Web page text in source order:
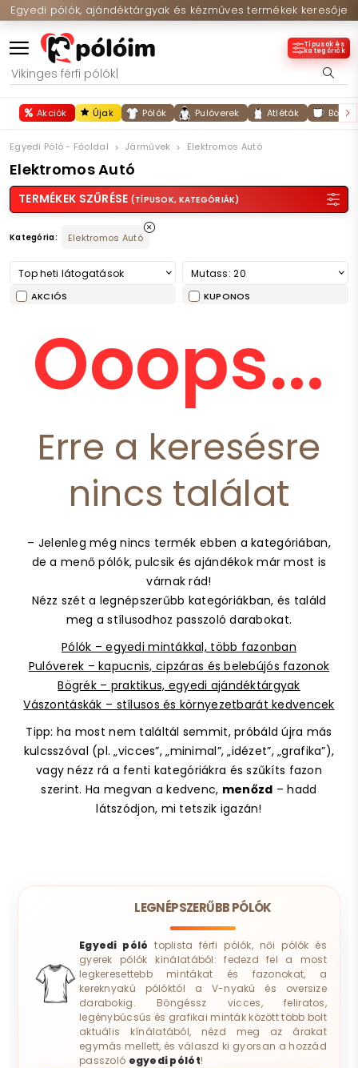
Egyedi pólók, ajándéktárgyak és kézműves termékek keresője
Típusok és
kategóriák
Akciók Újak Pólók Pulóverek Atléták
Egyedi Póló - Főoldal Járművek Elektromos Autó
Elektromos Autó
TERMÉKEK SZŰRÉSE (TÍPUSOK, KATEGÓRIÁK)
Kategória: Elektromos Autó
Top heti látogatások Mutass: 20
AKCIÓS KUPONOS
Ooops...
Erre a keresésre
nincs találat
– Jelenleg még nincs termék ebben a kategóriában,
de a menő pólók, pulcsik és ajándékok már most is
várnak rád!
Nézz szét a legnépszerűbb kategóriákban, és találd
meg a stílusodhoz passzoló darabokat.
Pólók – egyedi mintákkal, több fazonban
Pulóverek – kapucnis, cipzáras és belebújós fazonok
Bögrék – praktikus, egyedi ajándéktárgyak
Vászontáskák – stílusos és környezetbarát kedvencek
Tipp: ha most nem találtál semmit, próbáld újra más
kulcsszóval (pl. „vicces”, „minimal”, „idézet”, „grafika”),
vagy nézz rá a fenti kategóriákra és szűkíts fazon
szerint. Ha megvan a kedvenc, menőzd – hadd
látszódjon, mi tetszik igazán!
LEGNÉPSZERŰBB PÓLÓK
Egyedi póló toplista férfi pólók, női pólók és
gyerek pólók kínálatából: fedezd fel a most
legkeresettebb mintákat és fazonokat, a
kereknyakú pólóktól a V-nyakú és oversize
darabokig. Böngéssz vicces, feliratos,
legénybúcsús és grafikai minták között több bolt
aktuális kínálatából, nézd meg az árakat
egymás mellett, és válaszd ki gyorsan a hozzád
passzoló egyedi pólót!